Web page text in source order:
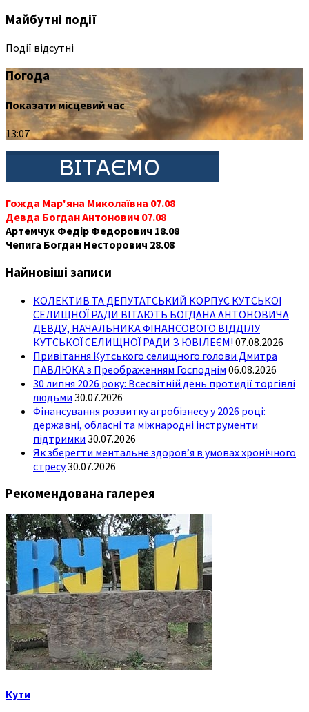
Майбутні події
Події відсутні
Погода
Показати місцевий час
13:07
Гожда Мар'яна Миколаївна 07.08
Девда Богдан Антонович 07.08
Артемчук Федір Федорович 18.08
Чепига Богдан Несторович 28.08
Найновіші записи
КОЛЕКТИВ ТА ДЕПУТАТСЬКИЙ КОРПУС КУТСЬКОЇ
СЕЛИЩНОЇ РАДИ ВІТАЮТЬ БОГДАНА АНТОНОВИЧА
ДЕВДУ, НАЧАЛЬНИКА ФІНАНСОВОГО ВІДДІЛУ
КУТСЬКОЇ СЕЛИЩНОЇ РАДИ З ЮВІЛЕЄМ! 07.08.2026
Привітання Кутського селищного голови Дмитра
ПАВЛЮКА з Преображенням Господнім 06.08.2026
30 липня 2026 року: Всесвітній день протидії торгівлі
людьми 30.07.2026
Фінансування розвитку агробізнесу у 2026 році:
державні, обласні та міжнародні інструменти
підтримки 30.07.2026
Як зберегти ментальне здоров’я в умовах хронічного
стресу30.07.2026
Рекомендована галерея
Кути